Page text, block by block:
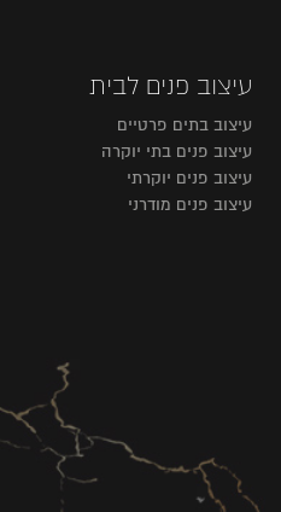
עיצוב פנים לבית
עיצוב בתים פרטיים
עיצוב פנים בתי יוקרה
עיצוב פנים יוקרתי
עיצוב פנים מודרני